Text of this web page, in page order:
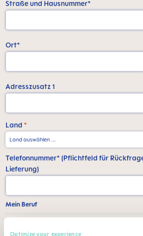
Optimize your experience
Straße und Hausnummer*
Ort*
Adresszusatz 1
Land *
Telefonnummer* (Pflichtfeld für
Lieferung)
Mein Beruf